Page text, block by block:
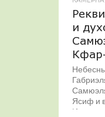
и
Ясиф и